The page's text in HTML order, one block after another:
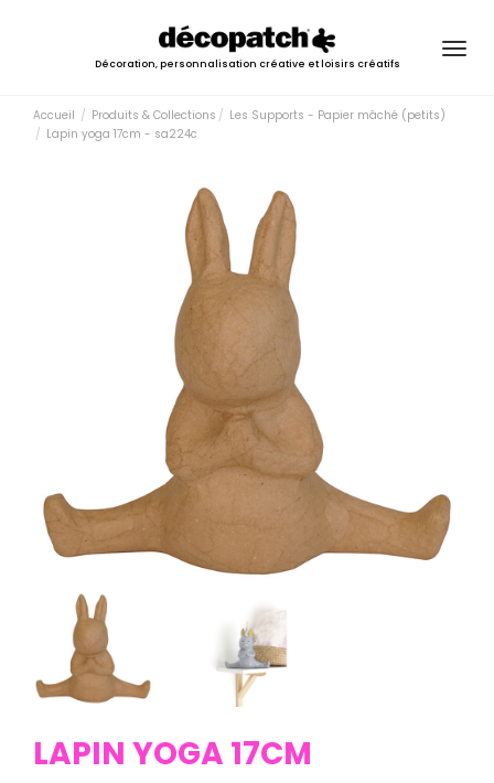
Décoration, personnalisation créative et loisirs créatifs
Accueil Produits & Collections
Les Supports - Papier mâché (petits)
Lapin yoga 17cm - sa224c
LAPIN YOGA 17CM